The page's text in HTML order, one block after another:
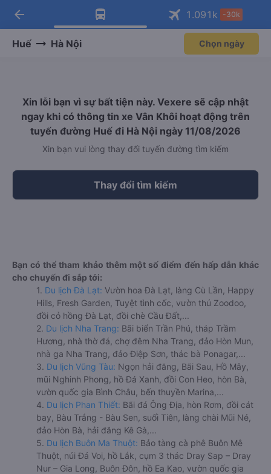
Tải app Vexere ngay!
Nhận ưu đãi thành viên độc
Mở app
Tải app Vexere
-30k/ghế khi đặt vé máy bay qua
Mở app
arrow_back 1.091 k -30k
Huế Hà Nội Chọn ngày
Xin lỗi bạn vì sự bất tiện này. Vexere sẽ cập nhật
ngay khi có thông tin xe Vân Khôi hoạt động trên
tuyến đường Huế đi Hà Nội ngày 11/08/2026
Xin bạn vui lòng thay đổi tuyến đường tìm kiếm
Thay đổi tìm kiếm
Bạn có thể tham khảo thêm một số điểm đến hấp dẫn khác
cho chuyến đi sắp tới:
1. Du lịch Đà Lạt: Vườn hoa Đà Lạt, làng Cù Lần, Happy
Hills, Fresh Garden, Tuyệt tình cốc, vườn thú Zoodoo,
đồi cỏ hồng Đà Lạt, đồi chè Cầu Đất,...
2. Du lịch Nha Trang: Bãi biển Trần Phú, tháp Trầm
Hương, nhà thờ đá, chợ đêm Nha Trang, đảo Hòn Mun,
nhà ga Nha Trang, đảo Điệp Sơn, thác bà Ponagar,...
3. Du lịch Vũng Tàu: Ngọn hải đăng, Bãi Sau, Hồ Mây,
mũi Nghinh Phong, hồ Đá Xanh, đồi Con Heo, hòn Bà,
vườn quốc gia Bình Châu, bến thuyền Marina,...
4. Du lịch Phan Thiết: Bãi đá Ông Địa, hòn Rơm, đồi cát
bay, Bàu Trắng - Bàu Sen, suối Tiên, làng chài Mũi Né,
đảo Hòn Bà, hải đăng Kê Gà,...
5. Du lịch Buôn Ma Thuột: Bảo tàng cà phê Buôn Mê
Thuột, núi Đá Voi, hồ Lắk, cụm 3 thác Dray Sap – Dray
Nur – Gia Long, Buôn Đôn, hồ Ea Kao, vườn quốc gia